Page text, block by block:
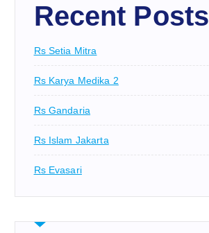
Recent Posts
Rs Setia Mitra
Rs Karya Medika 2
Rs Gandaria
Rs Islam Jakarta
Rs Evasari